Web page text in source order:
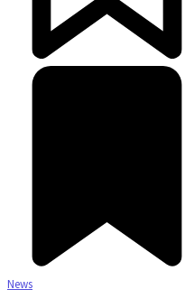
News